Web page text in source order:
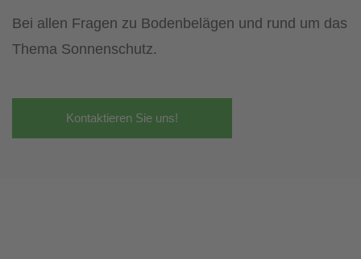
Bei allen Fragen zu Bodenbelägen und rund um das
Thema Sonnenschutz.
Kontaktieren Sie uns!